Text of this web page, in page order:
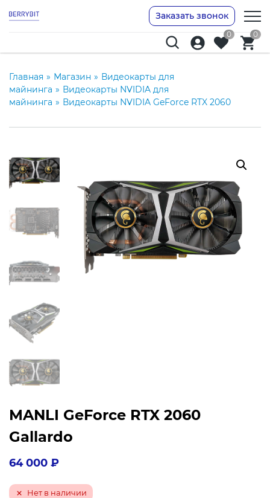
Заказать звонок
0 0
Главная » Магазин » Видеокарты для
майнинга » Видеокарты NVIDIA для
майнинга » Видеокарты NVIDIA GeForce RTX 2060
MANLI GeForce RTX 2060
Gallardo
64 000 ₽
Нет в наличии